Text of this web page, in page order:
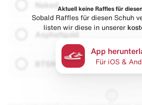
Naked
Asphaltgold
Aktuell keine Raffles für
Sobald Raffles für diesen Schuh
listen wir diese in unserer
App
Für iOS &